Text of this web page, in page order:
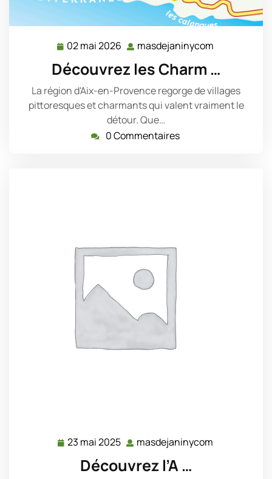
02 mai 2026 02
mai
2026
masdejaninycom
Découvrez les Charm …
La région d'Aix-en-Provence regorge de villages
pittoresques et charmants qui valent vraiment le
détour. Que…
0 Commentaires
23 mai 2025 23
2025
masdejaninycom
Découvrez l’A …